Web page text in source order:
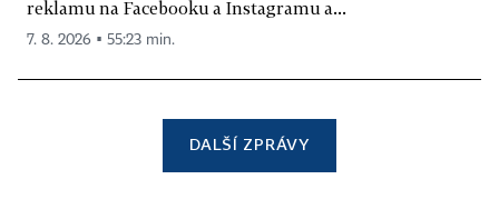
reklamu na Facebooku a Instagramu a...
7. 8. 2026 ▪ 55:23 min.
DALŠÍ ZPRÁVY